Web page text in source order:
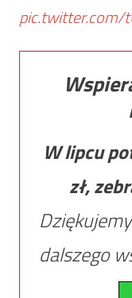
pic.twitter.com/
W lipcu
zł,
dalszego